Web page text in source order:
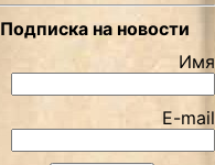
Подписка на новости
Имя
E-mail